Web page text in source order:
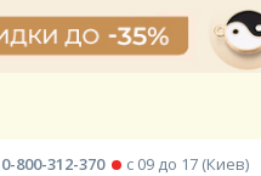
0-800-312-370 c 09 до 17 (Киев)